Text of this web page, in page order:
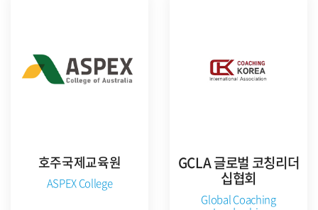
호주국제교육원
ASPEX College
GCLA 글로벌 코칭리더
십협회
Global Coaching